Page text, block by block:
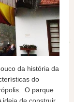
da história da
do
O parque